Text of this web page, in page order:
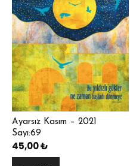
Ayarsız Kasım – 2021
Sayı:69
45,00₺